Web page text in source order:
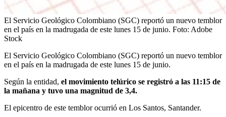
El Servicio Geológico Colombiano (SGC) reportó un nuevo temblor
en el país en la madrugada de este lunes 15 de junio. Foto: Adobe
Stock
El Servicio Geológico Colombiano (SGC) reportó un nuevo temblor
en el país en la madrugada de este lunes 15 de junio.
Según la entidad, el movimiento telúrico se registró a las 11:15 de
la mañana y tuvo una magnitud de 3,4.
El epicentro de este temblor ocurrió en Los Santos, Santander.